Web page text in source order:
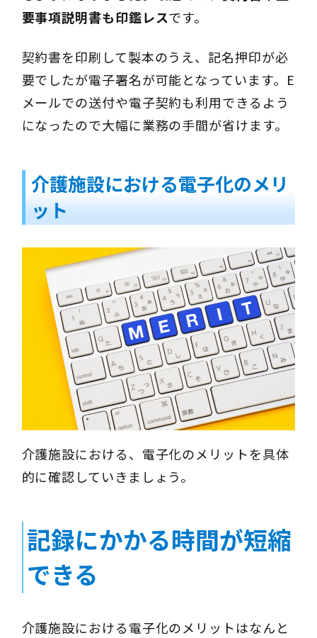
要事項説明書も印鑑レスです。
契約書を印刷して製本のうえ、記名押印が必
要でしたが電子署名が可能となっています。E
メールでの送付や電子契約も利用できるよう
になったので大幅に業務の手間が省けます。
介護施設における電子化のメリ
ット
介護施設における、電子化のメリットを具体
的に確認していきましょう。
記録にかかる時間が短縮
できる
介護施設における電子化のメリットはなんと